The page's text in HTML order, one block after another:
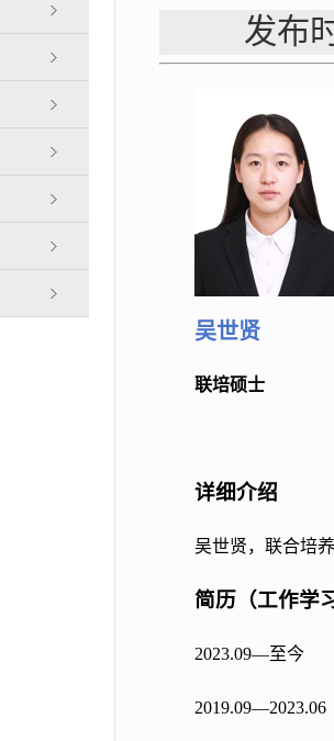
发布
吴世贤
联培硕士
详细介绍
吴世贤，联合培
简历 （工作学
2023.09—至今